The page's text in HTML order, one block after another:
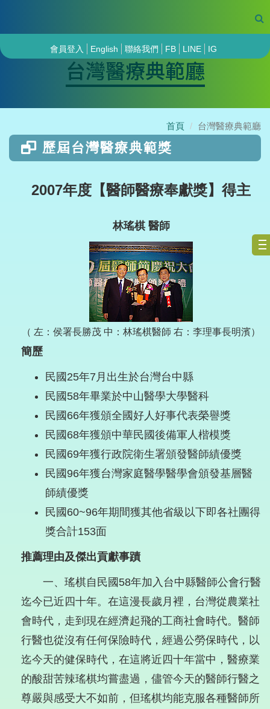
會員登入 English 聯絡我們 FB LINE IG
台灣醫療典範廳
首頁 台灣醫療典範廳
歷屆台灣醫療典範獎
2007年度【醫師醫療奉獻獎】得主
林瑤棋 醫師
（ 左：侯署長勝茂 中：林瑤棋醫師 右：李理事長明濱）
簡歷
民國25年7月出生於台灣台中縣
民國58年畢業於中山醫學大學醫科
民國66年獲頒全國好人好事代表榮譽獎
民國68年獲頒中華民國後備軍人楷模獎
民國69年獲行政院衛生署頒發醫師績優獎
民國96年獲台灣家庭醫學醫學會頒發基層醫
師績優獎
民國60~96年期間獲其他省級以下即各社團得
獎合計153面
推薦理由及傑出貢獻事蹟
一、瑤棋自民國58年加入台中縣醫師公會行醫
迄今已近四十年。在這漫長歲月裡，台灣從農業社
會時代，走到現在經濟起飛的工商社會時代。醫師
行醫也從沒有任何保險時代，經過公勞保時代，以
迄今天的健保時代，在這將近四十年當中，醫療業
的酸甜苦辣瑤棋均嘗盡過，儘管今天的醫師行醫之
尊嚴與感受大不如前，但瑤棋均能克服各種醫師所